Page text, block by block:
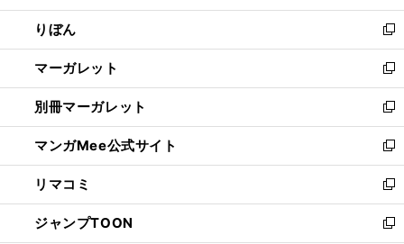
開
く
ウ
で
開
く
ン
ド
ウ
で
開
く
ウ
ィ
ン
ド
ウ
で
開
く
りぼん
新
し
い
ウ
ィ
ン
ド
ウ
で
開
く
マーガレット
新
し
い
ウ
ィ
ン
ド
ウ
で
別冊マーガレット
新
し
い
ウ
ィ
ン
ド
マンガMee公式サイト
新
し
い
ウ
ィ
リマコミ
新
し
い
ジャンプTOON
新